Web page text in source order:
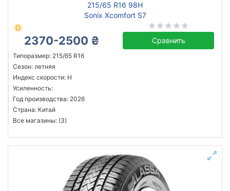
215/65 R16 98H
Sonix Xcomfort S7
2370-2500 ₴ Сравнить
Типоразмер: 215/65 R16
Сезон: летняя
Индекс скорости: H
Усиленность:
Год производства: 2026
Страна: Китай
Все магазины: (3)